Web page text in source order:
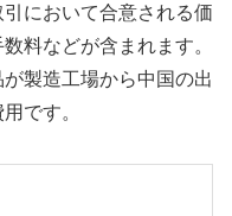
において合意される価
料などが含まれます。
製造工場から中国の出
です。